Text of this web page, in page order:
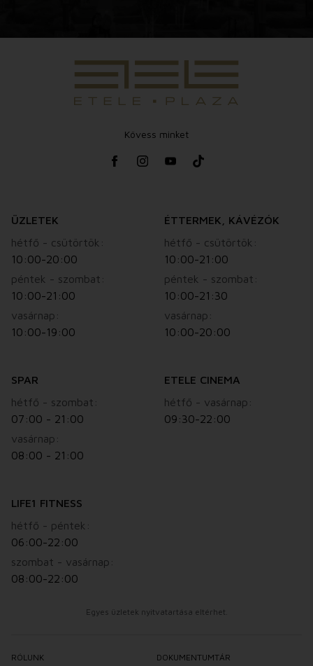
Kövess minket
ÜZLETEK
hétfő - csütörtök:
10:00-20:00
péntek - szombat:
10:00-21:00
vasárnap:
10:00-19:00
ÉTTERMEK, KÁVÉZÓK
hétfő - csütörtök:
10:00-21:00
péntek - szombat:
10:00-21:30
vasárnap:
10:00-20:00
SPAR
hétfő - szombat:
07:00 - 21:00
vasárnap:
08:00 - 21:00
ETELE CINEMA
hétfő - vasárnap:
09:30-22:00
LIFE1 FITNESS
hétfő - péntek:
06:00-22:00
szombat - vasárnap:
08:00-22:00
Egyes üzletek nyitvatartása eltérhet.
RÓLUNK DOKUMENTUMTÁR